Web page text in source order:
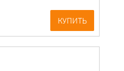
КУПИТЬ